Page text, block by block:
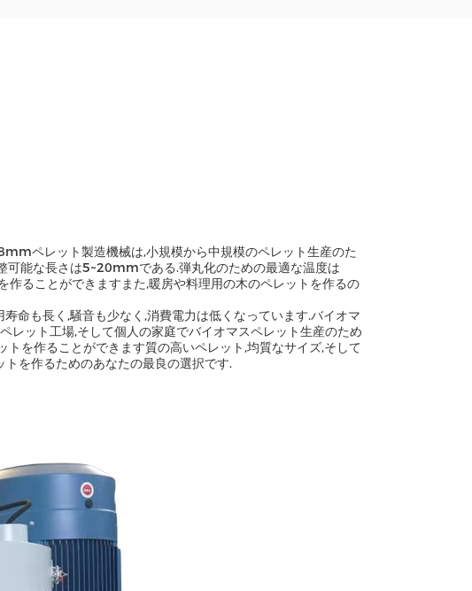
ペレット製造機械は,小規模から中規模のペレット生産のた
可能な長さは5~20mmである.弾丸化のための最適な温度は
ることができますまた,暖房や料理用の木のペレットを作るの
命も長く,騒音も少なく,消費電力は低くなっています.バイオマ
レット工場,そして個人の家庭でバイオマスペレット生産のため
を作ることができます質の高いペレット,均質なサイズ,そして
を作るためのあなたの最良の選択です.